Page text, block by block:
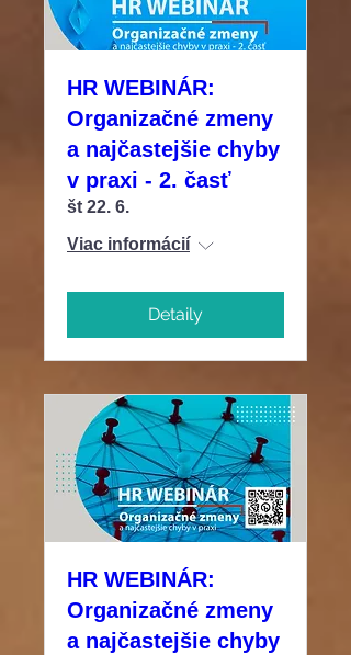
HR WEBINÁR:
Organizačné zmeny
a najčastejšie chyby
v praxi - 2. časť
št 22. 6.
Viac informácií
Detaily
HR WEBINÁR:
Organizačné zmeny
a najčastejšie chyby